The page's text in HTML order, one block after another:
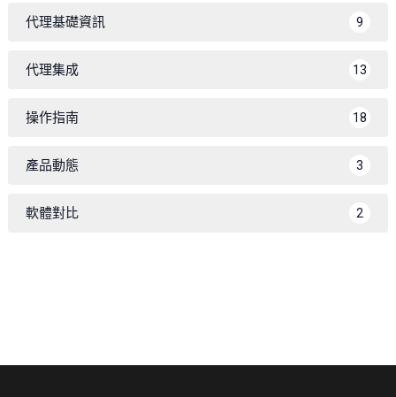
代理基礎資訊 9
代理集成 13
操作指南 18
產品動態 3
軟體對比 2